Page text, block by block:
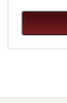
徹底した衛生
■内容&特典■